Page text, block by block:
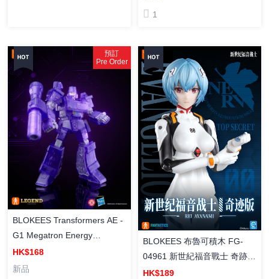
1
預訂
Pre Order
BLOKEES Transformers AE -
G1 Megatron Energy
Explosion Ver 布魯可積木人
[傳奇版] 變形金剛 G1 麥加登
HK$168
新品
BLOKEES 布魯可積木 FG-
04961 新世紀福音戰士 奇跡版
綾波零 （戰鬥服） 組裝模型
HK$189